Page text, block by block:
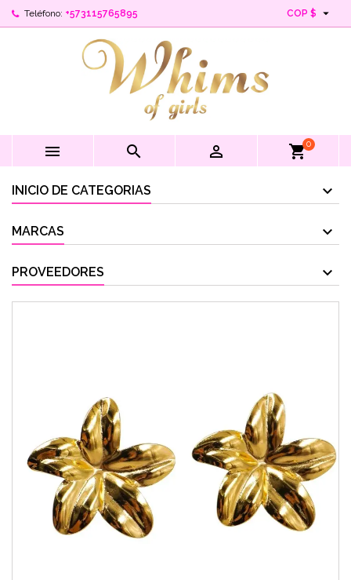
Teléfono: +573115765895 COP $ 
   shopping_cart0
INICIO DE CATEGORIAS
MARCAS
PROVEEDORES